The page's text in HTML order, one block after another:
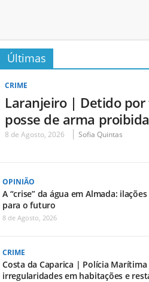
Últimas
CRIME
Laranjeiro | Detido
posse de arma proibida
8 de Agosto, 2026 Sofia Quintas
OPINIÃO
A “crise” da água em Almada:
para o futuro
8 de Agosto, 2026
CRIME
Costa da Caparica | Polícia Marítima
irregularidades em habitações e